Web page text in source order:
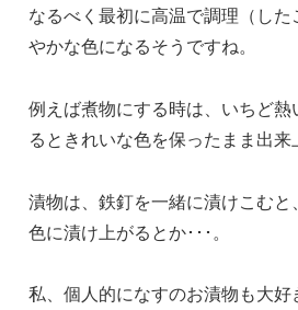
なるべく最初に高温で調理（し
やかな色になるそうですね。
例えば煮物にする時は、いちど
るときれいな色を保ったまま出来
漬物は、鉄釘を一緒に漬けこむと
色に漬け上がるとか･･･。
私、個人的になすのお漬物も大好